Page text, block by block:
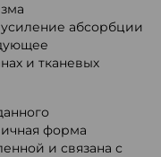
абсорбции
и тканевых
форма
и связана с